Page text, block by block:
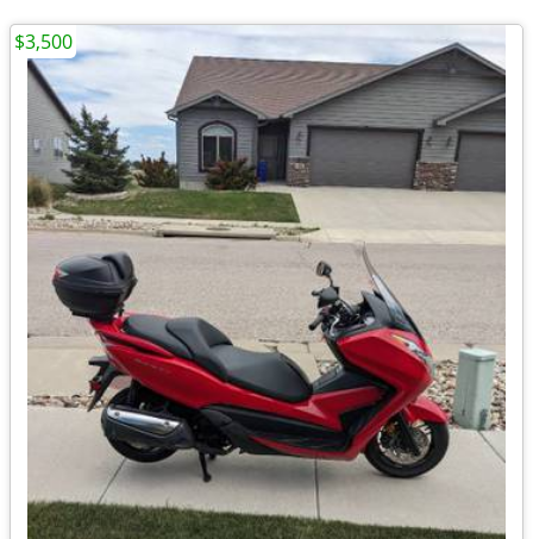
$3,500